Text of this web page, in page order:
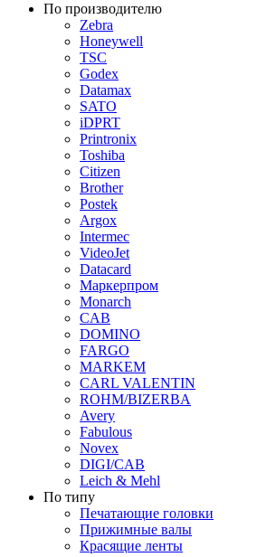
По производителю
Zebra
Honeywell
TSC
Godex
Datamax
SATO
iDPRT
Printronix
Toshiba
Citizen
Brother
Postek
Argox
Intermec
VideoJet
Datacard
Маркерпром
Monarch
CAB
DOMINO
FARGO
MARKEM
CARL VALENTIN
ROHM/BIZERBA
Avery
Fabulous
Novex
DIGI/CAB
Leich & Mehl
По типу
Печатающие головки
Прижимные валы
Красящие ленты